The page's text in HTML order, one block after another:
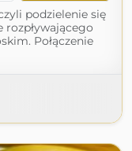
podzielenie się
Połączenie